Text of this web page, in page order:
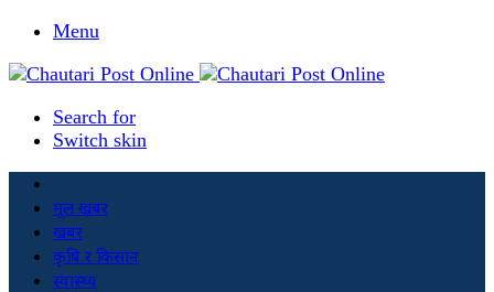
Menu
Search for
Switch skin
मूल खबर
खबर
कृषि र किसान
स्वास्थ्य